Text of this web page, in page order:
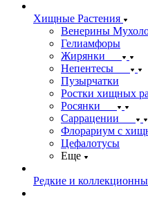
Хищные Растения
Венерины
Гелиамфоры
Жирянки
Непентесы
Пузырчатки
Ростки хищных
Росянки
Саррацении
Флорариум с
Цефалотусы
Еще
Редкие и